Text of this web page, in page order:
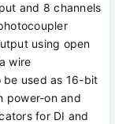
and 8 channels
using open
wire
be used as 16-bit
power-on and
for DI and